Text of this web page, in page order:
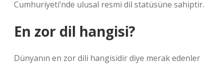
Cumhuriyeti’nde ulusal resmi dil statüsüne sahiptir.
En zor dil hangisi?
Dünyanın en zor dili hangisidir diye merak edenler